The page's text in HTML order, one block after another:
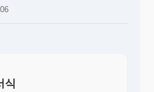
식